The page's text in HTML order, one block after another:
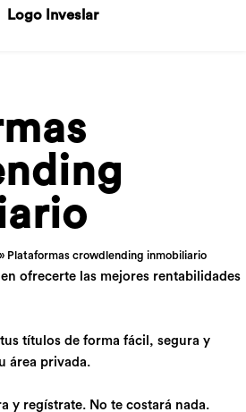
» Plataformas crowdlending inmobiliario
ofrecerte las mejores rentabilidades
títulos de forma fácil, segura y
área privada.
y regístrate. No te costará nada.